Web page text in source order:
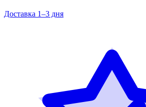
Доставка 1–3 дня